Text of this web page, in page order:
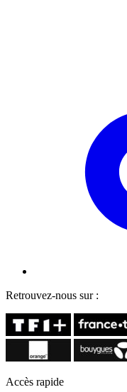
Retrouvez-nous sur :
Accès rapide